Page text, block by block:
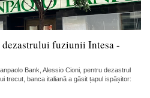
fuziunii Intesa -
Bank, Alessio Cioni, pentru dezastrul
trecut, banca italiană a găsit țapul ispășitor: